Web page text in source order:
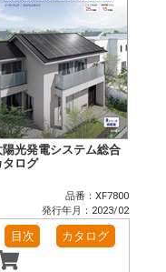
陽光発電システム総合
タログ
品番：XF7800
発行年月：2023/02
目次 カタログ